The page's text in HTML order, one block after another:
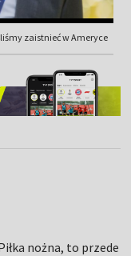
zaistnieć w Ameryce
nożna, to przede